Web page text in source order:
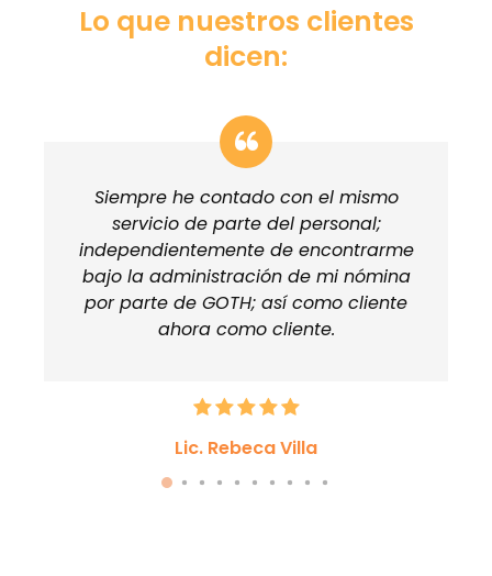
Lo que nuestros clientes
dicen:
Siempre he contado con el mismo
servicio de parte del personal;
independientemente de encontrarme
bajo la administración de mi nómina
por parte de GOTH; así como cliente
ahora como cliente.
Lic. Rebeca Villa